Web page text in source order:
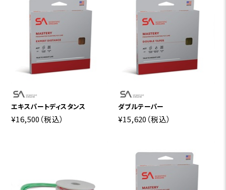
エキスパートディスタンス
¥16,500 （税込）
ダブルテーパー
¥15,620 （税込）